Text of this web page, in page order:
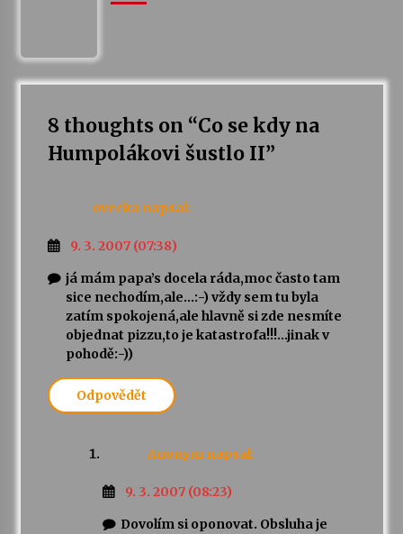
8 thoughts on “Co se kdy na
Humpolákovi šustlo II”
ovecka napsal:
9. 3. 2007 (07:38)
já mám papa’s docela ráda,moc často tam
sice nechodím,ale…:-) vždy sem tu byla
zatím spokojená,ale hlavně si zde nesmíte
objednat pizzu,to je katastrofa!!!…jinak v
pohodě:-))
Odpovědět
Anonym napsal:
9. 3. 2007 (08:23)
Dovolím si oponovat. Obsluha je